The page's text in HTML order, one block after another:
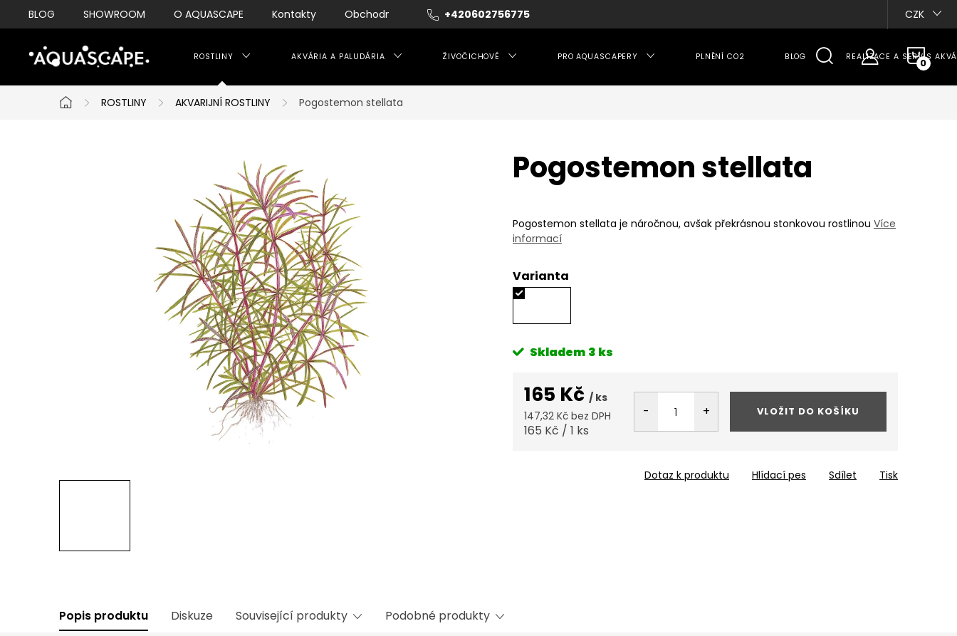
Přejít
na
+420602756775
BLOG SHOWROOM O AQUASCAPE Kontakty Obchodní podmínky Moje objednávka CZK
ROSTLINY AKVÁRIA A PALUDÁRIA ŽIVOČICHOVÉ PRO AQUASCAPERY PLNĚNÍ CO2 BLOG REALIZACE A SERVIS
Domů
ROSTLINY AKVARIJNÍ ROSTLINY Pogostemon stellata
Pogostemon stellata
Pogostemon stellata je náročnou, avšak překrásnou stonkovou rostlinou Více
informací
Varianta
Skladem 3 ks
165 Kč / ks
147,32 Kč bez DPH
Měrná
165 Kč / 1 ks
VLOŽIT DO KOŠÍKU
Tisk
Dotaz k produktu Hlídací pes Sdílet
Popis produktu Diskuze Související produkty Podobné produkty